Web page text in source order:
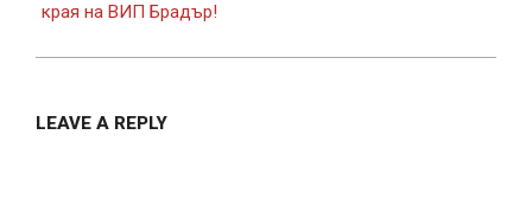
края на ВИП Брадър!
LEAVE A REPLY